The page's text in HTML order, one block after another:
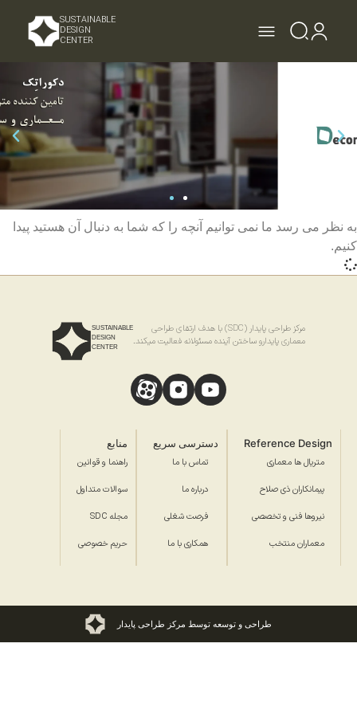
SUSTAINABLE
DESIGN
CENTER
به نظر می رسد ما نمی توانیم آنچه را که شما به دنبال آن هستید پیدا
کنیم.
مرکز طراحی پایدار (SDC) با هدف ارتقای طراحی
معماری پایدارو ساختن آینده مسئولانه فعالیت میکند.
SUSTAINABLE
DESIGN
CENTER
Reference Design
متریال ها معماری
پیمانکاران ذی صلاح
نیروها فنی و تخصصی
معماران منتخب
دسترسی سریع
تماس با ما
درباره ما
فرصت شغلی
همکاری با ما
منابع
راهنما و قوانین
سوالات متداول
مجله SDC
حریم خصوصی
طراحی و توسعه توسط مرکز طراحی پایدار